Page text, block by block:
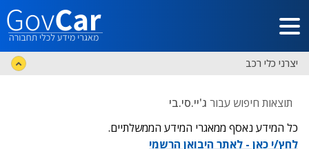
דלג לתוכן הראשי
יצרני כלי רכב
תוצאות חיפוש עבור ג'יי.סי.בי
כל המידע נאסף ממאגרי המידע הממשלתיים.
לחץ/י כאן - לאתר היבואן הרשמי